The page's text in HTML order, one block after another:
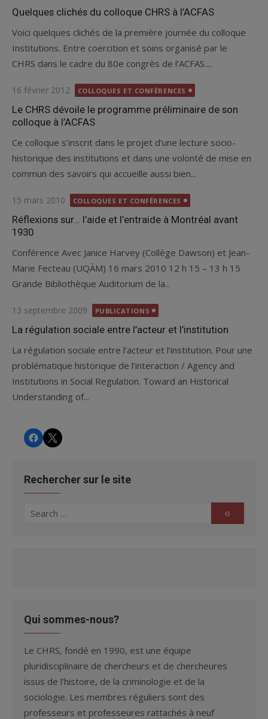
on
Quelques clichés du colloque CHRS à l’ACFAS
Voici quelques clichés de la première journée du colloque
Institutions. Entre coercition et soins organisé par le
CHRS dans le cadre du 80e congrès de l’ACFAS....
Posted
on
16 février 2012 COLLOQUES ET CONFÉRENCES
Le CHRS dévoile le programme préliminaire de son
colloque à l’ACFAS
Ce colloque s’inscrit dans le projet d’une lecture socio-
historique des institutions et dans une volonté de mise en
commun des savoirs qui accueille aussi bien...
Posted
on
15 mars 2010 COLLOQUES ET CONFÉRENCES
Réflexions sur… l’aide et l’entraide à Montréal avant
1930
Conférence Avec Janice Harvey (Collège Dawson) et Jean-
Marie Fecteau (UQÀM) 16 mars 2010 12 h 15 – 13 h 15
Grande Bibliothèque Auditorium de la...
Posted
on
13 septembre 2009 PUBLICATIONS
La régulation sociale entre l’acteur et l’institution
La régulation sociale entre l’acteur et l’institution. Pour une
problématique historique de l’interaction / Agency and
Institutions in Social Regulation. Toward an Historical
Understanding of...
CHRSCHRS
Rechercher sur le site
Search
Search
Qui sommes-nous?
Le CHRS, fondé en 1990, est une équipe
pluridisciplinaire de chercheurs et de chercheures
issus de l’histoire, de la criminologie et de la
sociologie. Les membres réguliers sont des
professeurs et professeures rattachés à neuf